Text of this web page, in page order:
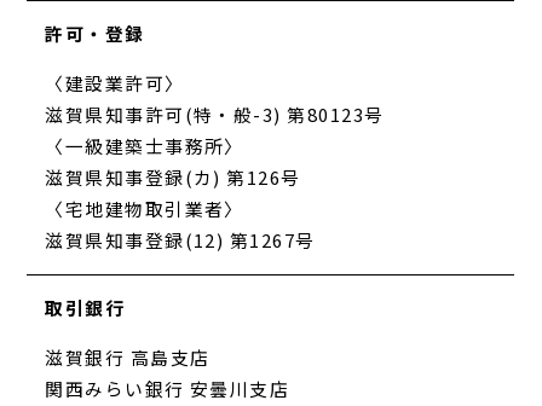
許可・登録
〈建設業許可〉
滋賀県知事許可(特・般-3) 第80123号
〈一級建築士事務所〉
滋賀県知事登録(カ) 第126号
〈宅地建物取引業者〉
滋賀県知事登録(12) 第1267号
取引銀行
滋賀銀行 高島支店
関西みらい銀行 安曇川支店